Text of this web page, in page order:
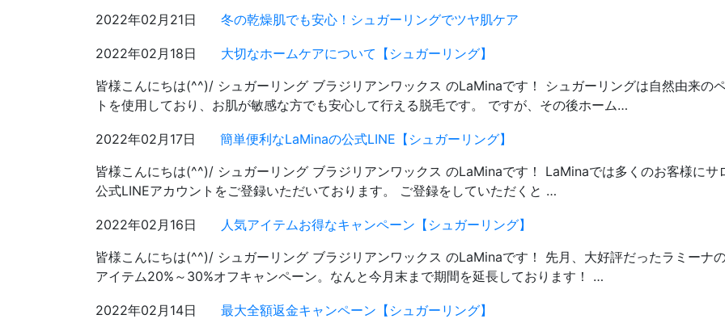
2022年02月21日 冬の乾燥肌でも安心！シュガーリングでツヤ肌ケア
2022年02月18日
大切なホームケアについて【シュガーリング】
皆様こんにちは(^^)/ シュガーリング ブラジリアンワックス のLaMinaです！ シュガーリングは自然由来の
トを使用しており、お肌が敏感な方でも安心して行える脱毛です。 ですが、その後ホーム…
2022年02月17日
簡単便利なLaMinaの公式LINE【シュガーリング】
皆様こんにちは(^^)/ シュガーリング ブラジリアンワックス のLaMinaです！ LaMinaでは多くのお客様にサ
公式LINEアカウントをご登録いただいております。 ご登録をしていただくと …
2022年02月16日
人気アイテムお得なキャンペーン【シュガーリング】
皆様こんにちは(^^)/ シュガーリング ブラジリアンワックス のLaMinaです！ 先月、大好評だったラミーナ
アイテム20%～30%オフキャンペーン。なんと今月末まで期間を延長しております！ …
2022年02月14日
最大全額返金キャンペーン【シュガーリング】